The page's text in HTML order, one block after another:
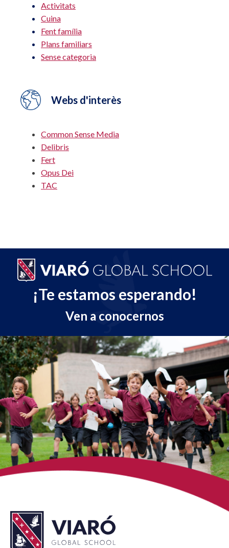
Activitats
Cuina
Fent família
Plans familiars
Sense categoria
Webs d'interès
Common Sense Media
Delibris
Fert
Opus Dei
TAC
¡Te estamos esperando!
Ven a conocernos